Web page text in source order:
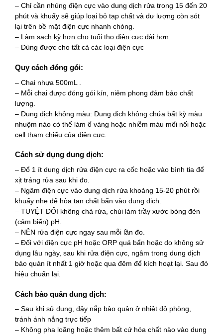
– Chỉ cần nhúng điện cực vào dung dịch rửa trong 15 đến 20
phút và khuấy sẽ giúp loại bỏ tạp chất và dư lượng còn sót
lại trên bề mặt điện cực nhanh chóng.
– Làm sạch kỹ hơn cho tuổi thọ điện cực dài hơn.
– Dùng được cho tất cả các loại điện cực
Quy cách đóng gói:
– Chai nhựa 500mL .
– Mỗi chai được đóng gói kín, niêm phong đảm bảo chất
lượng.
– Dung dịch không màu: Dung dịch không chứa bất kỳ màu
nhuộm nào có thể làm ố vàng hoặc nhiễm màu mối nối hoặc
cell tham chiếu của điện cực.
Cách sử dụng dung dịch:
– Đổ 1 ít dung dịch rửa điện cực ra cốc hoặc vào bình tia để
xịt tráng rửa sau khi đo.
– Ngâm điện cực vào dung dịch rửa khoảng 15-20 phút rồi
khuấy nhẹ để hòa tan chất bẩn vào dung dịch.
– TUYỆT ĐỐI không chà rửa, chùi làm trầy xước bóng đèn
(cảm biến) pH.
– NÊN rửa điện cực ngay sau mỗi lần đo.
– Đối với điện cực pH hoặc ORP quá bẩn hoặc do không sử
dụng lâu ngày, sau khi rửa điện cực, ngâm trong dung dịch
bảo quản ít nhất 1 giờ hoặc qua đêm để kích hoạt lại. Sau đó
hiệu chuẩn lại.
Cách bảo quản dung dịch:
– Sau khi sử dụng, đậy nắp bảo quản ở nhiệt độ phòng,
tránh ánh nắng trực tiếp
– Không pha loãng hoặc thêm bất cứ hóa chất nào vào dung